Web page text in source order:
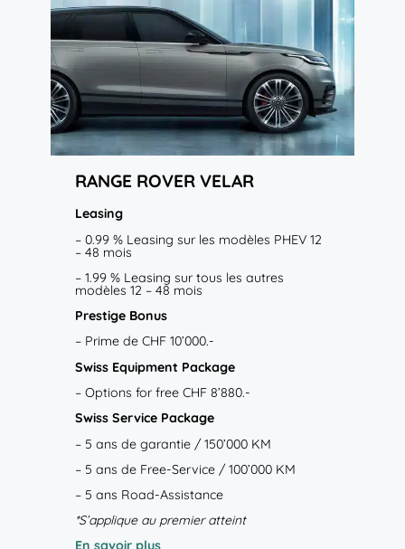
RANGE ROVER VELAR
Leasing
– 0.99 % Leasing sur les modèles PHEV 12
– 48 mois
– 1.99 % Leasing sur tous les autres
modèles 12 – 48 mois
Prestige Bonus
– Prime de CHF 10’000.-
Swiss Equipment Package
– Options for free CHF 8’880.-
Swiss Service Package
– 5 ans de garantie / 150’000 KM
– 5 ans de Free-Service / 100’000 KM
– 5 ans Road-Assistance
*S’applique au premier atteint
En savoir plus